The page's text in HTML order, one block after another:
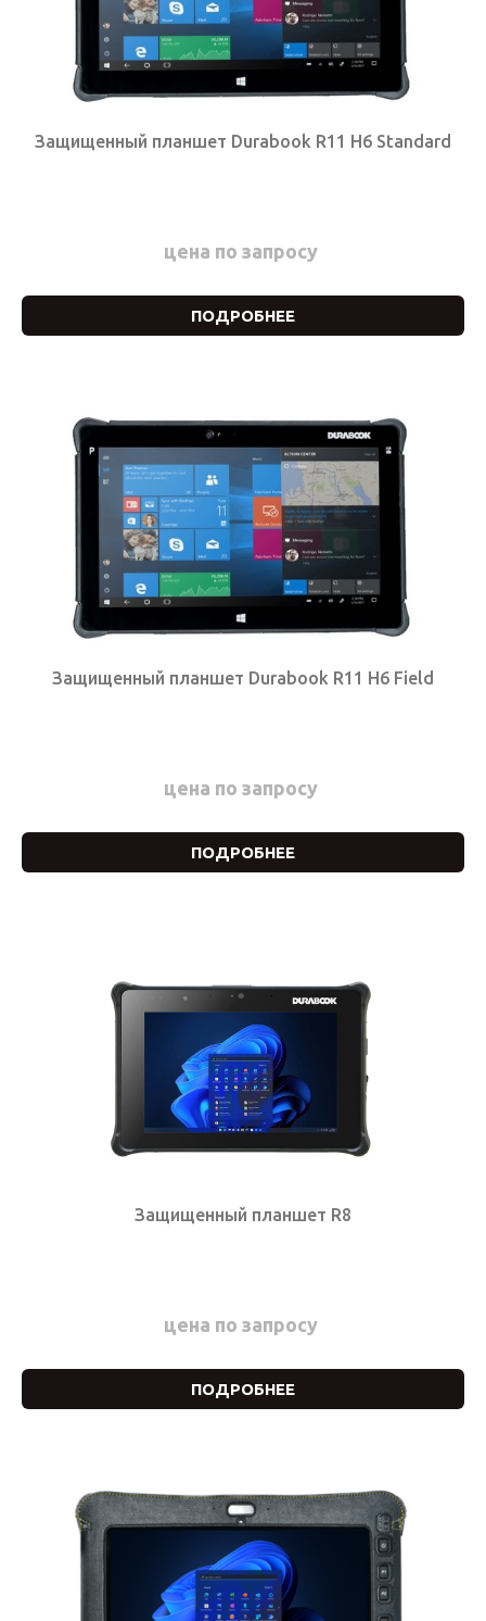
Защищенный планшет Durabook R11 H6 Standard
цена по запросу
ПОДРОБНЕЕ
Защищенный планшет Durabook R11 H6 Field
цена по запросу
ПОДРОБНЕЕ
Защищенный планшет R8
цена по запросу
ПОДРОБНЕЕ